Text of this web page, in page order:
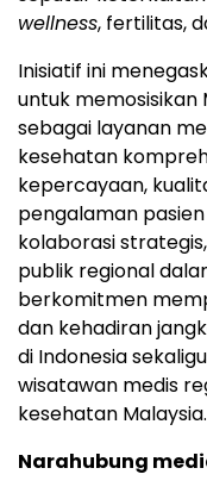
wellness, fertilitas,
Inisiatif ini
untuk memosisikan
sebagai layanan
kesehatan
kepercayaan,
pengalaman
kolaborasi
publik regional
berkomitmen
dan kehadiran
di Indonesia
wisatawan medis
kesehatan Malaysia.
Narahubung